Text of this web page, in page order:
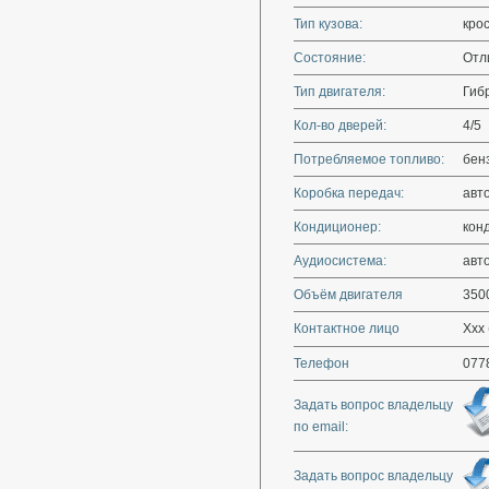
Тип кузова:
Состояние:
Тип двигателя:
Кол-во дверей: 4/5
Потребляемое топливо:
Коробка передач:
Кондиционер:
Аудиосистема:
Объём двигателя
Контактное лицо Xxx
Телефон
Задать вопрос владельцу
по email:
Задать вопрос владельцу